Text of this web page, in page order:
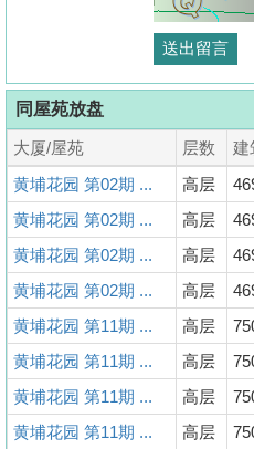
同屋苑放盘
大厦/屋苑 层数 建
黄埔花园 第02期 ...
高层
黄埔花园 第02期 ...
高层
黄埔花园 第02期 ...
高层
黄埔花园 第02期 ...
高层
黄埔花园 第11期 ...
高层
黄埔花园 第11期 ...
高层
黄埔花园 第11期 ...
高层
黄埔花园 第11期 ...
高层